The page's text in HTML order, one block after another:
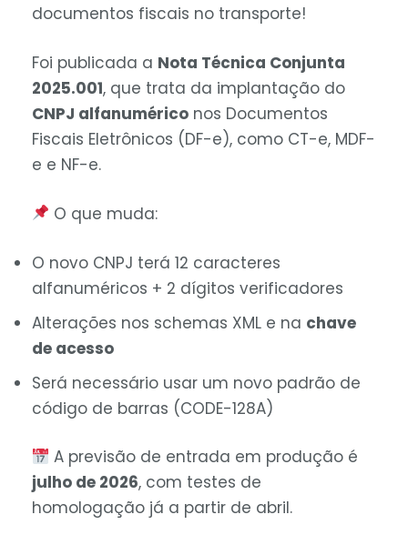
documentos fiscais no transporte!
Foi publicada a Nota Técnica Conjunta
2025.001, que trata da implantação do
CNPJ alfanumérico nos Documentos
Fiscais Eletrônicos (DF-e), como CT-e, MDF-
e e NF-e.
O que muda:
O novo CNPJ terá 12 caracteres
alfanuméricos + 2 dígitos verificadores
Alterações nos schemas XML e na chave
de acesso
Será necessário usar um novo padrão de
código de barras (CODE-128A)
A previsão de entrada em produção é
julho de 2026, com testes de
homologação já a partir de abril.